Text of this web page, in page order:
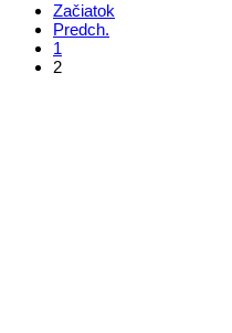
Začiatok
Predch.
1
2